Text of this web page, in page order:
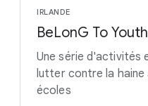
IRLANDE
BeLonG To
Une série d'activités
lutter contre la haine
écoles